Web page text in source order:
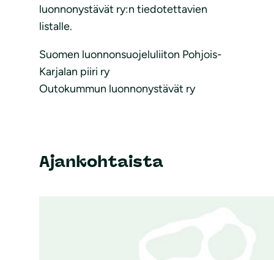
luonnonystävät ry:n tiedotettavien
listalle.
Suomen luonnonsuojeluliiton Pohjois-
Karjalan piiri ry
Outokummun luonnonystävät ry
Ajankohtaista